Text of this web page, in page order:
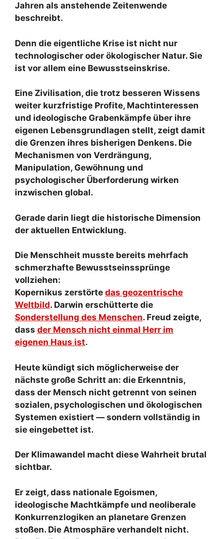
Jahren als anstehende Zeitenwende
beschreibt.
Denn die eigentliche Krise ist nicht nur
technologischer oder ökologischer Natur. Sie
ist vor allem eine Bewusstseinskrise.
Eine Zivilisation, die trotz besseren Wissens
weiter kurzfristige Profite, Machtinteressen
und ideologische Grabenkämpfe über ihre
eigenen Lebensgrundlagen stellt, zeigt damit
die Grenzen ihres bisherigen Denkens. Die
Mechanismen von Verdrängung,
Manipulation, Gewöhnung und
psychologischer Überforderung wirken
inzwischen global.
Gerade darin liegt die historische Dimension
der aktuellen Entwicklung.
Die Menschheit musste bereits mehrfach
schmerzhafte Bewusstseinssprünge
vollziehen:
Kopernikus zerstörte das geozentrische
Weltbild. Darwin erschütterte die
Sonderstellung des Menschen. Freud zeigte,
dass der Mensch nicht einmal Herr im
eigenen Haus ist.
Heute kündigt sich möglicherweise der
nächste große Schritt an: die Erkenntnis,
dass der Mensch nicht getrennt von seinen
sozialen, psychologischen und ökologischen
Systemen existiert — sondern vollständig in
sie eingebettet ist.
Der Klimawandel macht diese Wahrheit brutal
sichtbar.
Er zeigt, dass nationale Egoismen,
ideologische Machtkämpfe und neoliberale
Konkurrenzlogiken an planetare Grenzen
stoßen. Die Atmosphäre verhandelt nicht.